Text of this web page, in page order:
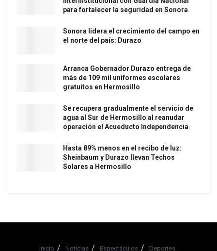
para fortalecer la seguridad en Sonora
Sonora lidera el crecimiento del campo en
el norte del país: Durazo
Arranca Gobernador Durazo entrega de
más de 109 mil uniformes escolares
gratuitos en Hermosillo
Se recupera gradualmente el servicio de
agua al Sur de Hermosillo al reanudar
operación el Acueducto Independencia
Hasta 89% menos en el recibo de luz:
Sheinbaum y Durazo llevan Techos
Solares a Hermosillo
Inicio Noticias Espectáculos Deportes